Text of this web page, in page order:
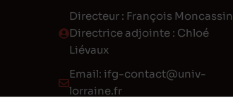
Directeur : François Moncassin
Directrice adjointe : Chloé
Liévaux
Email: ifg-contact@univ-
lorraine.fr